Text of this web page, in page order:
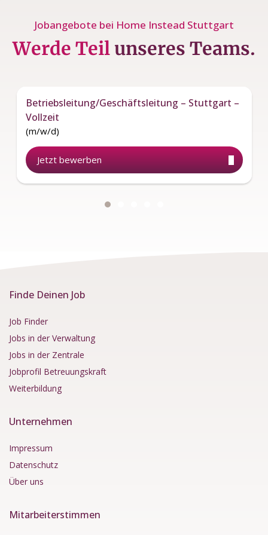
Jobangebote bei Home Instead Stuttgart
Werde Teil unseres Teams.
Betriebsleitung/Geschäftsleitung – Stuttgart –
Vollzeit
(m/w/d)
Jetzt bewerben
Finde Deinen Job
Job Finder
Jobs in der Verwaltung
Jobs in der Zentrale
Jobprofil Betreuungskraft
Weiterbildung
Unternehmen
Impressum
Datenschutz
Über uns
Mitarbeiterstimmen